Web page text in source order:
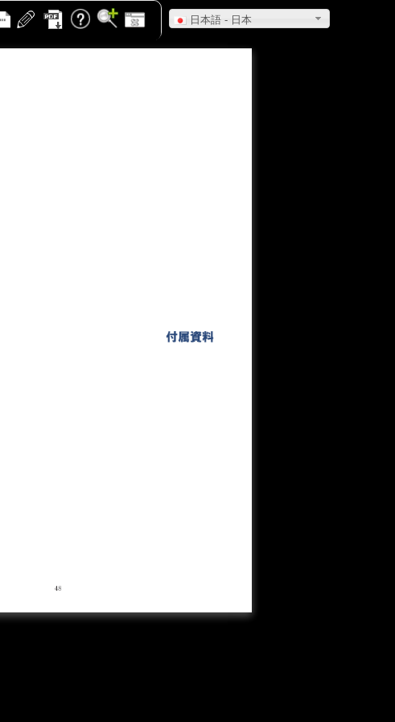
日本語 - 日本